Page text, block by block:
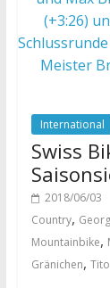
International
Swiss
2018/06/03
Country,
Mountainbike,
Gränichen,